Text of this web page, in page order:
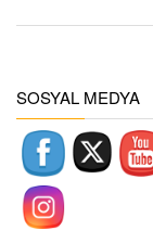
SOSYAL MEDYA